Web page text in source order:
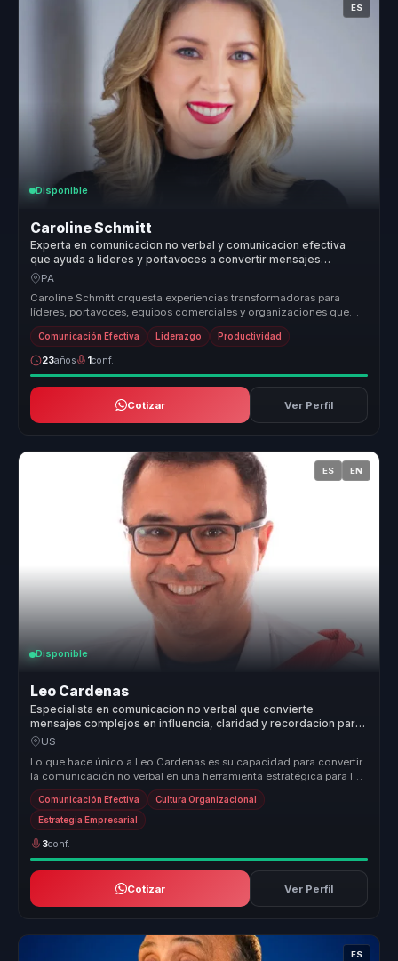
ES
Disponible
Caroline Schmitt
Experta en comunicacion no verbal y comunicacion efectiva
que ayuda a lideres y portavoces a convertir mensajes
complejos en influencia, autoridad e impacto.
PA
Caroline Schmitt orquesta experiencias transformadoras para
líderes, portavoces, equipos comerciales y organizaciones que
buscan dejar at...
Comunicación Efectiva Liderazgo Productividad
23años 1conf.
Cotizar Ver Perfil
ES EN
Disponible
Leo Cardenas
Especialista en comunicacion no verbal que convierte
mensajes complejos en influencia, claridad y recordacion para
lideres y equipos.
US
Lo que hace único a Leo Cardenas es su capacidad para convertir
la comunicación no verbal en una herramienta estratégica para las
organiz...
Comunicación Efectiva Cultura Organizacional
Estrategia Empresarial
3conf.
Cotizar Ver Perfil
ES